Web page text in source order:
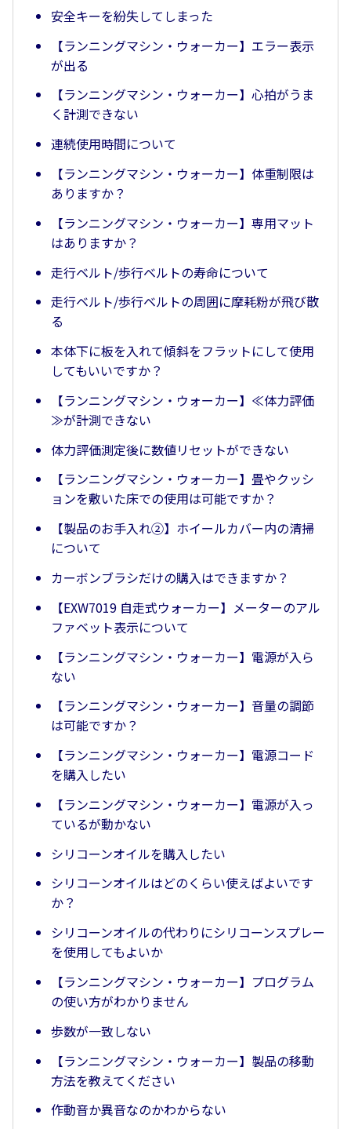
安全キーを紛失してしまった
【ランニングマシン・ウォーカー】エラー表示
が出る
【ランニングマシン・ウォーカー】心拍がうま
く計測できない
連続使用時間について
【ランニングマシン・ウォーカー】体重制限は
ありますか？
【ランニングマシン・ウォーカー】専用マット
はありますか？
走行ベルト/歩行ベルトの寿命について
走行ベルト/歩行ベルトの周囲に摩耗粉が飛び散
る
本体下に板を入れて傾斜をフラットにして使用
してもいいですか？
【ランニングマシン・ウォーカー】≪体力評価
≫が計測できない
体力評価測定後に数値リセットができない
【ランニングマシン・ウォーカー】畳やクッシ
ョンを敷いた床での使用は可能ですか？
【製品のお手入れ②】ホイールカバー内の清掃
について
カーボンブラシだけの購入はできますか？
【EXW7019 自走式ウォーカー】メーターのアル
ファベット表示について
【ランニングマシン・ウォーカー】電源が入ら
ない
【ランニングマシン・ウォーカー】音量の調節
は可能ですか？
【ランニングマシン・ウォーカー】電源コード
を購入したい
【ランニングマシン・ウォーカー】電源が入っ
ているが動かない
シリコーンオイルを購入したい
シリコーンオイルはどのくらい使えばよいです
か？
シリコーンオイルの代わりにシリコーンスプレー
を使用してもよいか
【ランニングマシン・ウォーカー】プログラム
の使い方がわかりません
歩数が一致しない
【ランニングマシン・ウォーカー】製品の移動
方法を教えてください
作動音か異音なのかわからない